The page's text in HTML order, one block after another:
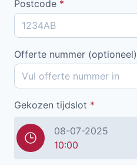
Postcode *
Offerte nummer (optioneel)
Gekozen tijdslot *
08-07-2025
10:00